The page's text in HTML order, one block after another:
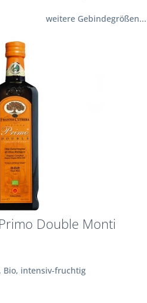
weitere Gebindegrößen...
Double Monti
Bio, intensiv-fruchtig